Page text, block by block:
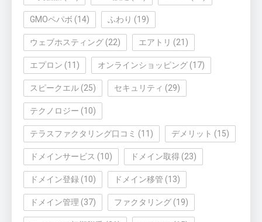
GMOペパボ (14) ふわり (19)
ウェブホスティング (22) エアトリ (21)
エプロン (11) オンラインショッピング (17)
スピークエル (25) セキュリティ (29)
テクノロジー (10)
テラスファクタリング口コミ (11) デメリット (15)
ドメインサービス (10) ドメイン取得 (23)
ドメイン登録 (10) ドメイン移管 (13)
ドメイン管理 (37) ファクタリング (19)